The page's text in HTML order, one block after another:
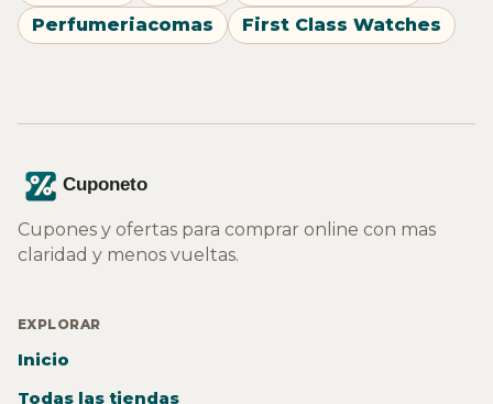
Perfumeriacomas
First Class Watches
Cupones y ofertas para comprar online con mas
claridad y menos vueltas.
EXPLORAR
Inicio
Todas las tiendas